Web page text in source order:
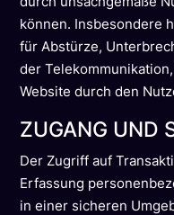
können. Insbesondere
für Abstürze,
der
Website durch den
ZUGANG UND
Der Zugriff auf
Erfassung
in einer sicheren